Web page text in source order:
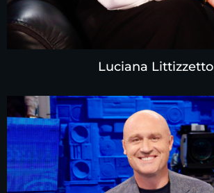
Luciana Littizzetto